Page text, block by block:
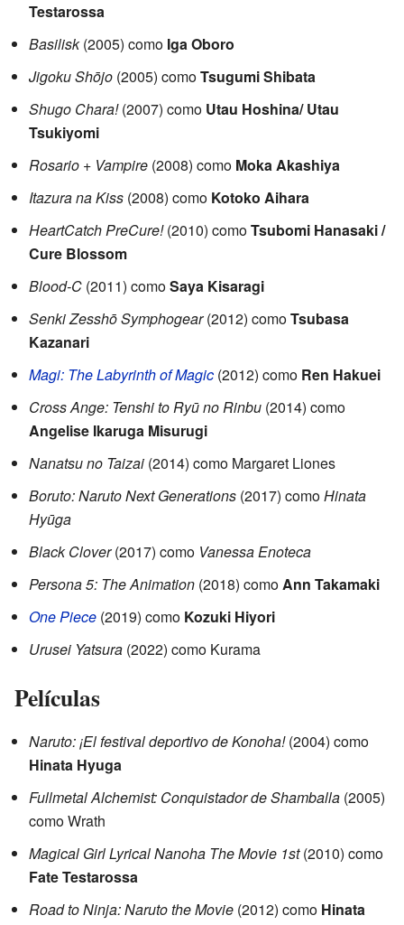
Testarossa
Basilisk(2005) como Iga Oboro
Jigoku Shōjo (2005) comoTsugumi Shibata
Shugo Chara!(2007) como Utau Hoshina/ Utau
Tsukiyomi
Rosario + Vampire (2008) como Moka Akashiya
Itazura na Kiss (2008) como Kotoko Aihara
HeartCatch PreCure!(2010) comoTsubomi Hanasaki /
Cure Blossom
Blood-C (2011) comoSaya Kisaragi
Senki Zesshō Symphogear(2012) comoTsubasa
Kazanari
Magi: The Labyrinth of Magic (2012) como Ren Hakuei
Cross Ange: Tenshi to Ryū no Rinbu (2014) como
Angelise Ikaruga Misurugi
Nanatsu no Taizai (2014) como Margaret Liones
Boruto: Naruto Next Generations (2017) comoHinata
Hyūga
Black Clover(2017) como Vanessa Enoteca
Persona 5: The Animation (2018) comoAnn Takamaki
One Piece (2019) como Kozuki Hiyori
Urusei Yatsura (2022) como Kurama
Películas
Naruto: ¡El festival deportivo de Konoha!(2004) como
Hinata Hyuga
Fullmetal Alchemist: Conquistador de Shamballa (2005)
como Wrath
Magical Girl Lyrical Nanoha The Movie 1st(2010) como
Fate Testarossa
Road to Ninja: Naruto the Movie (2012) como Hinata